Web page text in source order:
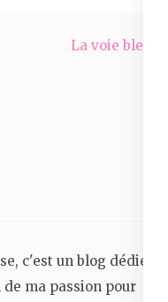
La voie bleue
c'est un blog dédié
ma passion pour